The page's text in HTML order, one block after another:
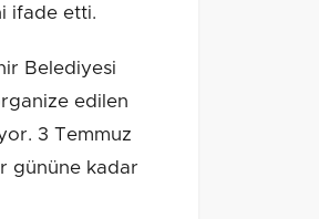
ifade etti.
Belediyesi
edilen
3 Temmuz
gününe kadar